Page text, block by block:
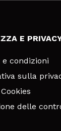
E
e condizioni
sulla
delle